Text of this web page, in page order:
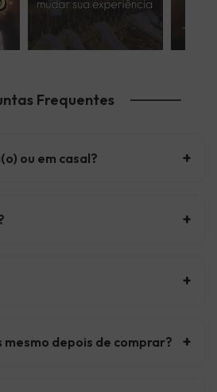
Frequentes
ou em casal? +
+
+
depois de comprar? +